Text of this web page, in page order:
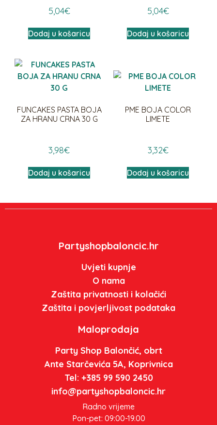
5,04€
Dodaj u košaricu
5,04€
Dodaj u košaricu
FUNCAKES PASTA BOJA
ZA HRANU CRNA 30 G
3,98€
Dodaj u košaricu
PME BOJA COLOR
LIMETE
3,32€
Dodaj u košaricu
Partyshopbaloncic.hr
Uvjeti kupnje
O nama
Zaštita privatnosti i kolačići
Zaštita i povjerljivost podataka
Maloprodaja
Party Shop Balončić, obrt
Ante Starčevića 5A, Koprivnica
Tel: +385 99 590 2450
info@partyshopbaloncic.hr
Radno vrijeme
Pon-pet: 09:00-19.00